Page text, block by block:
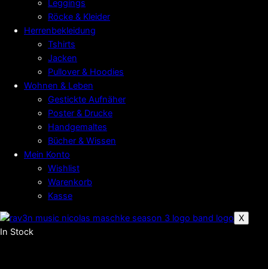
Leggings
Röcke & Kleider
Herrenbekleidung
Tshirts
Jacken
Pullover & Hoodies
Wohnen & Leben
Gestickte Aufnäher
Poster & Drucke
Handgemaltes
Bücher & Wissen
Mein Konto
Wishlist
Warenkorb
Kasse
X
In Stock